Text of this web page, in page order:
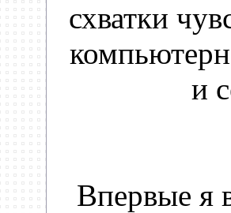
схватки
и
Впервые я